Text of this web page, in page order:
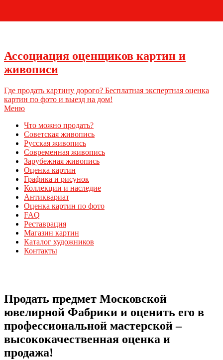
Ассоциация оценщиков картин и
живописи
Где продать картину дорого? Бесплатная экспертная оценка
картин по фото и выезд на дом!
Меню
Что можно продать?
Советская живопись
Русская живопись
Современная живопись
Зарубежная живопись
Оценка картин
Графика и рисунок
Коллекции и наследие
Антиквариат
Оценка картин по фото
FAQ
Реставрация
Магазин картин
Каталог художников
Контакты
Продать предмет Московской
ювелирной Фабрики и оценить его в
профессиональной мастерской –
высококачественная оценка и
продажа!